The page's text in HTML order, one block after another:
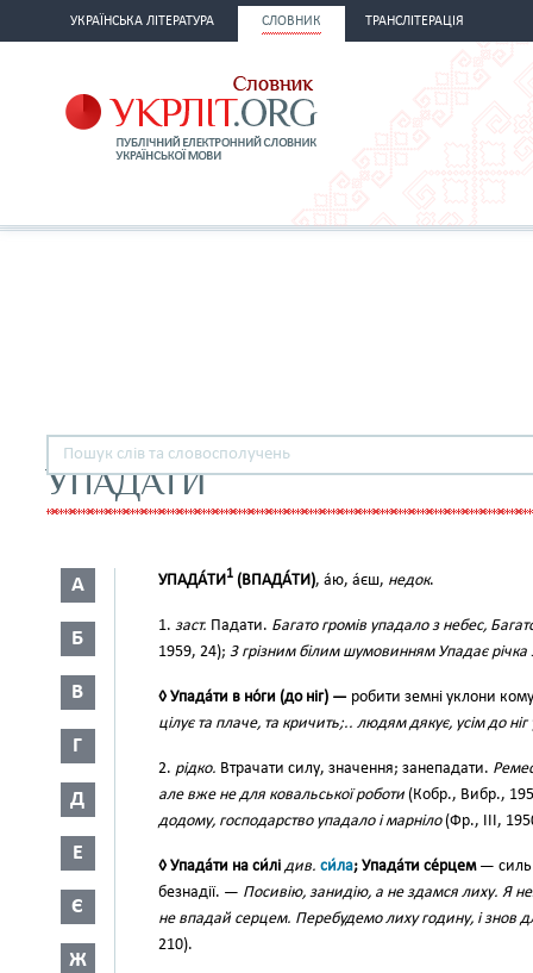
УКРАЇНСЬКА ЛІТЕРАТУРА СЛОВНИК ТРАНСЛІТЕРАЦІЯ
УПАДАТИ
А
Б
В
Г
Д
Е
Є
Ж
УПАДА́ТИ1 (ВПАДА́ТИ), а́ю, а́єш, недок.
1. заст. Падати. Багато громів упадало з небес,
1959, 24); З грізним білим шумовинням Упадає річка
◊ Упада́ти в но́ги (до ніг) — робити земні уклони
цілує та плаче, та кричить;.. людям дякує, усім до ніг
2. рідко. Втрачати силу, значення; занепадати.
але вже не для ковальської роботи (Кобр., Вибр.,
додому, господарство упадало і марніло(Фр., III,
◊ Упада́ти на си́лі див. си́ла; Упада́ти се́рцем—
безнадії. — Посивію, занидію, а не здамся лиху. Я
не впадай серцем. Перебудемо лиху годину, і знов
210).